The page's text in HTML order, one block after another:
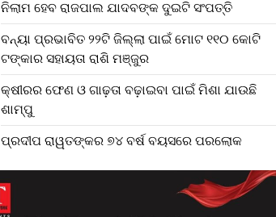
ନିଲାମ ହେବ ରାଜପାଲ ଯାଦବଙ୍କ ଦୁଇଟି ସଂପତ୍ତି
ବନ୍ୟା ପ୍ରଭାବିତ ୨୨ଟି ଜିଲ୍ଲା ପାଇଁ ମୋଟ ୧୧୦ କୋଟି
ଟଙ୍କାର ସହାୟତା ରାଶି ମଞ୍ଜୁର
କ୍ଷୀରର ଫେଣ ଓ ଗାଢ଼ତା ବଢ଼ାଇବା ପାଇଁ ମିଶା ଯାଉଛି
ଶାମ୍ପୁ
ପ୍ରଦୀପ ରାୱତଙ୍କର ୭୪ ବର୍ଷ ବୟସରେ ପରଲୋକ